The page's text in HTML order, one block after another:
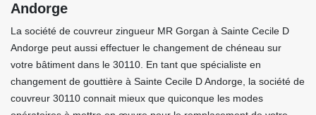
Andorge
La société de couvreur zingueur MR Gorgan à Sainte Cecile D
Andorge peut aussi effectuer le changement de chéneau sur
votre bâtiment dans le 30110. En tant que spécialiste en
changement de gouttière à Sainte Cecile D Andorge, la société de
couvreur 30110 connait mieux que quiconque les modes